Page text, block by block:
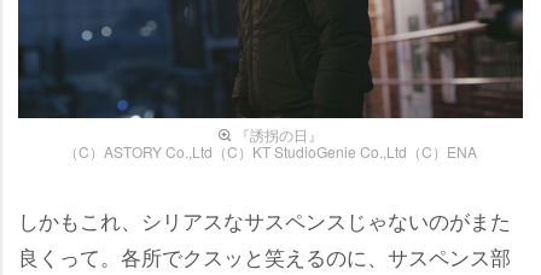
『誘拐の日』
（C）ASTORY Co.,Ltd（C）KT StudioGenie Co.,Ltd（C）ENA
しかもこれ、シリアスなサスペンスじゃないのがまた
良くって。各所でクスッと笑えるのに、サスペンス部